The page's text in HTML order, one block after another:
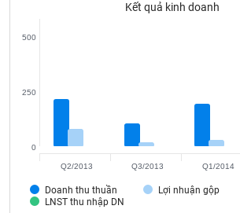
Kết quả kinh doanh
Doanh thu thuần
Lợi nhuận gộp
LNST thu nhập DN
0
250
500
Q2/2013 Q3/2013 Q1/2014
VỤ
TIỆN